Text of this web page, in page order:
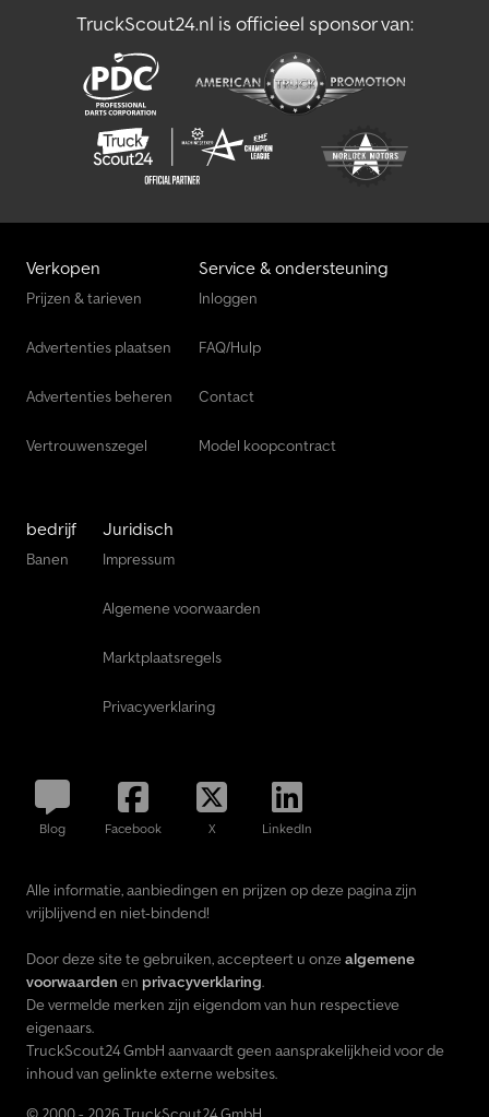
TruckScout24.nl is officieel sponsor van:
Verkopen
Prijzen & tarieven
Advertenties plaatsen
Advertenties beheren
Vertrouwenszegel
Service & ondersteuning
Inloggen
FAQ/Hulp
Contact
Model koopcontract
bedrijf
Banen
Juridisch
Impressum
Algemene voorwaarden
Marktplaatsregels
Privacyverklaring
Blog Facebook X LinkedIn
Alle informatie, aanbiedingen en prijzen op deze pagina zijn
vrijblijvend en niet-bindend!
Door deze site te gebruiken, accepteert u onze algemene
voorwaarden en privacyverklaring.
De vermelde merken zijn eigendom van hun respectieve
eigenaars.
TruckScout24 GmbH aanvaardt geen aansprakelijkheid voor de
inhoud van gelinkte externe websites.